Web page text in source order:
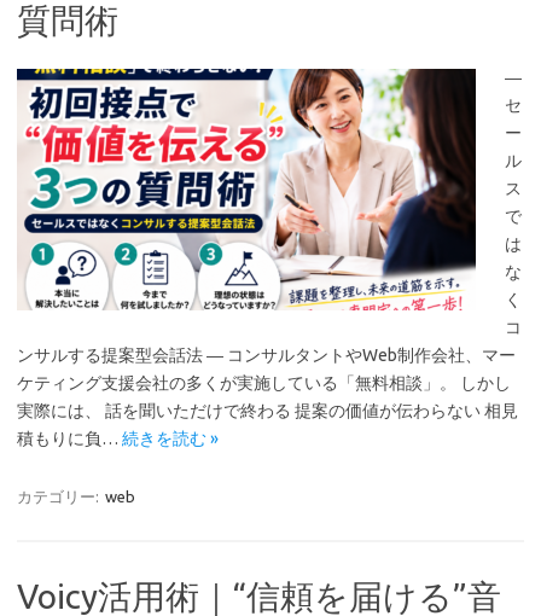
質問術
―
セ
ー
ル
ス
で
は
な
く
コ
ンサルする提案型会話法 ― コンサルタントやWeb制作会社、マー
ケティング支援会社の多くが実施している「無料相談」。 しかし
実際には、 話を聞いただけで終わる 提案の価値が伝わらない 相見
積もりに負… 続きを読む »
カテゴリー: web
Voicy活用術｜“信頼を届ける”音